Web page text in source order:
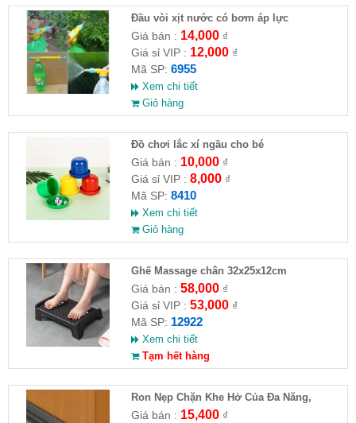
Đầu vòi xịt nước có bơm áp lực
Giá bán : 14,000₫
Giá sỉ VIP : 12,000₫
Mã SP: 6955
Xem chi tiết
Giỏ hàng
Đồ chơi lắc xí ngầu cho bé
Giá bán : 10,000₫
Giá sỉ VIP : 8,000₫
Mã SP: 8410
Xem chi tiết
Giỏ hàng
Ghế Massage chân 32x25x12cm
Giá bán : 58,000₫
Giá sỉ VIP : 53,000₫
Mã SP: 12922
Xem chi tiết
Tạm hết hàng
Ron Nẹp Chặn Khe Hở Của Đa Năng,
Chống Côn Trùng( HĐ )
Giá bán : 15,400₫